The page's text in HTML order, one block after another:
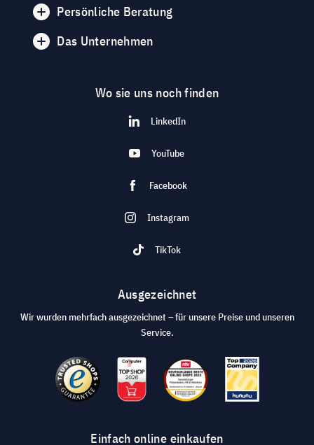
Persönliche Beratung
Das Unternehmen
Wo sie uns noch finden
LinkedIn
YouTube
Facebook
Instagram
TikTok
Ausgezeichnet
Wir wurden mehrfach ausgezeichnet – für unsere Preise und unseren
Service.
Einfach online einkaufen